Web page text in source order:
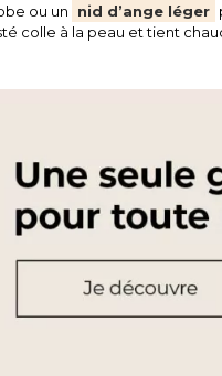
ou un
nid d’ange léger
colle à la peau et tient